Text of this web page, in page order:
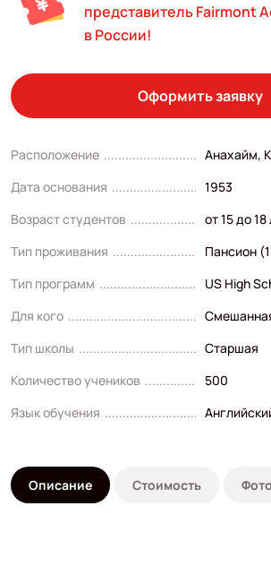
представитель Fairmont
в России!
Оформить заявку
Расположение
Анахайм,
Дата основания
1953
Возраст студентов
от 15 до 18
Тип проживания
Пансион
Тип программ
US High
Для кого
Тип школы
Старшая
Количество учеников
500
Язык обучения
Описание Стоимость Фото